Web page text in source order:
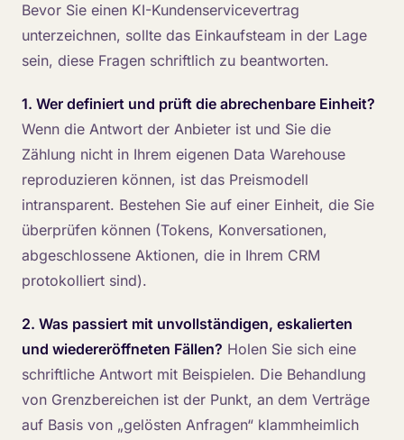
Bevor Sie einen KI-Kundenservicevertrag
unterzeichnen, sollte das Einkaufsteam in der Lage
sein, diese Fragen schriftlich zu beantworten.
1. Wer definiert und prüft die abrechenbare Einheit?
Wenn die Antwort der Anbieter ist und Sie die
Zählung nicht in Ihrem eigenen Data Warehouse
reproduzieren können, ist das Preismodell
intransparent. Bestehen Sie auf einer Einheit, die Sie
überprüfen können (Tokens, Konversationen,
abgeschlossene Aktionen, die in Ihrem CRM
protokolliert sind).
2. Was passiert mit unvollständigen, eskalierten
und wiedereröffneten Fällen? Holen Sie sich eine
schriftliche Antwort mit Beispielen. Die Behandlung
von Grenzbereichen ist der Punkt, an dem Verträge
auf Basis von „gelösten Anfragen“ klammheimlich